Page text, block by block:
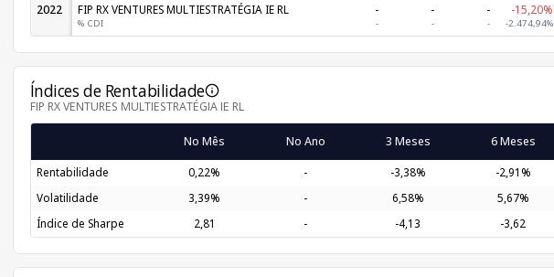
2022 FIP RX VENTURES MULTIESTRATÉGIA IE RL
% CDI
-
-
-
-
-
-
-15,20%
-2.474,94%
Índices de Rentabilidade
FIP RX VENTURES MULTIESTRATÉGIA IE RL
No Mês No Ano 3 Meses 6 Meses
Rentabilidade 0,22% - -3,38% -2,91%
Volatilidade 3,39% - 6,58% 5,67%
Índice de Sharpe 2,81 - -4,13 -3,62